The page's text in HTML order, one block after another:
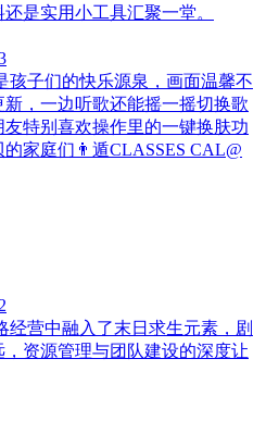
是实用小工具汇聚一堂。
孩子们的快乐源泉，画面温馨不
，一边听歌还能摇一摇切换歌
特别喜欢操作里的一键换肤功
家庭们👨‍遁️CLASSES CAL@
经营中融入了末日求生元素，剧
资源管理与团队建设的深度让